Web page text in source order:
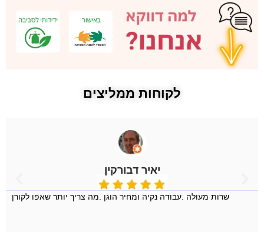
לקוחות ממליצים
יאיר דבורקין
שרות מעולה .עבודה נקיה ומחיר הוגן .מה צריך יותר שאפו לקורן